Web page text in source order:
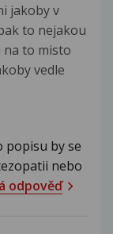
jakoby v
to nejakou
na to misto
vedle
popisu by se
nebo
odpověď